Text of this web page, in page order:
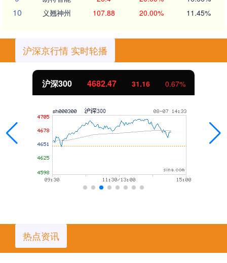
10 义翘神州 107.88 20.00% 11.45%
沪深京行情 实时轮播
北证50 1133.45 10.57 0.94%
热点资讯